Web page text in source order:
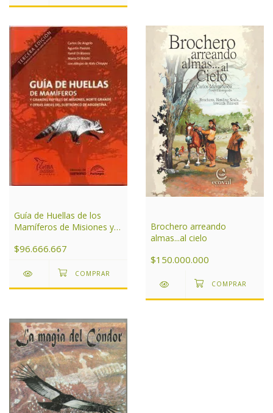
Guía de Huellas de los
Mamíferos de Misiones y
de Argentina
$96.666.667
Brochero arreando
almas...al cielo
$150.000.000